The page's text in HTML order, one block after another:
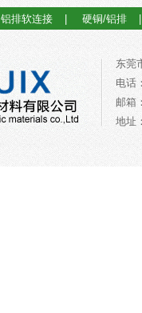
铝排软连接 硬铜/铝排
东莞
电话
邮箱
地址